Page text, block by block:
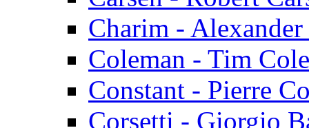
Charim -
Coleman - Tim
Constant - Pierre
Corsetti - Giorgio